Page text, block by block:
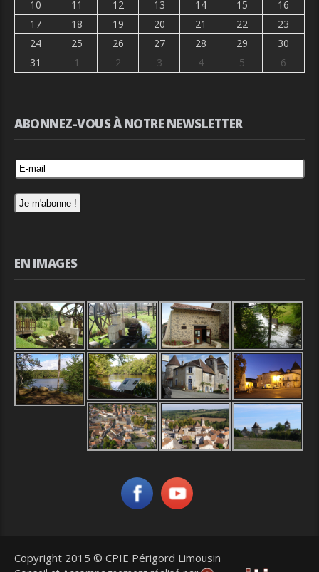
10
11 12 13 14 15
16
17
18 19 20 21 22
23
24
25 26 27 28 29
30
31
1 2 3 4 5 6
ABONNEZ-VOUS À NOTRE NEWSLETTER
EN IMAGES
Copyright 2015 © CPIE Périgord Limousin